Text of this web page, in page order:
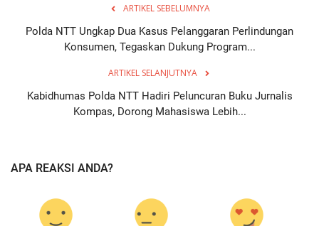
ARTIKEL SEBELUMNYA
Polda NTT Ungkap Dua Kasus Pelanggaran Perlindungan
Konsumen, Tegaskan Dukung Program...
ARTIKEL SELANJUTNYA
Kabidhumas Polda NTT Hadiri Peluncuran Buku Jurnalis
Kompas, Dorong Mahasiswa Lebih...
APA REAKSI ANDA?